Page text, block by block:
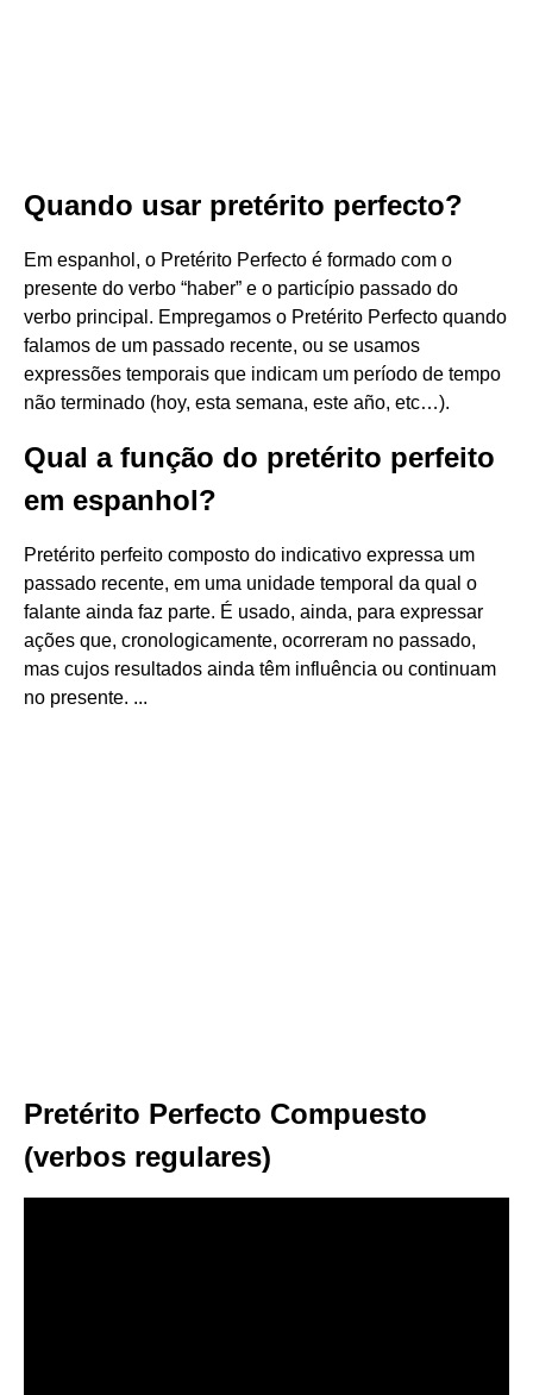
Quando usar pretérito perfecto?
Em espanhol, o Pretérito Perfecto é formado com o
presente do verbo “haber” e o particípio passado do
verbo principal. Empregamos o Pretérito Perfecto quando
falamos de um passado recente, ou se usamos
expressões temporais que indicam um período de tempo
não terminado (hoy, esta semana, este año, etc…).
Qual a função do pretérito perfeito
em espanhol?
Pretérito perfeito composto do indicativo expressa um
passado recente, em uma unidade temporal da qual o
falante ainda faz parte. É usado, ainda, para expressar
ações que, cronologicamente, ocorreram no passado,
mas cujos resultados ainda têm influência ou continuam
no presente. ...
Pretérito Perfecto Compuesto
(verbos regulares)